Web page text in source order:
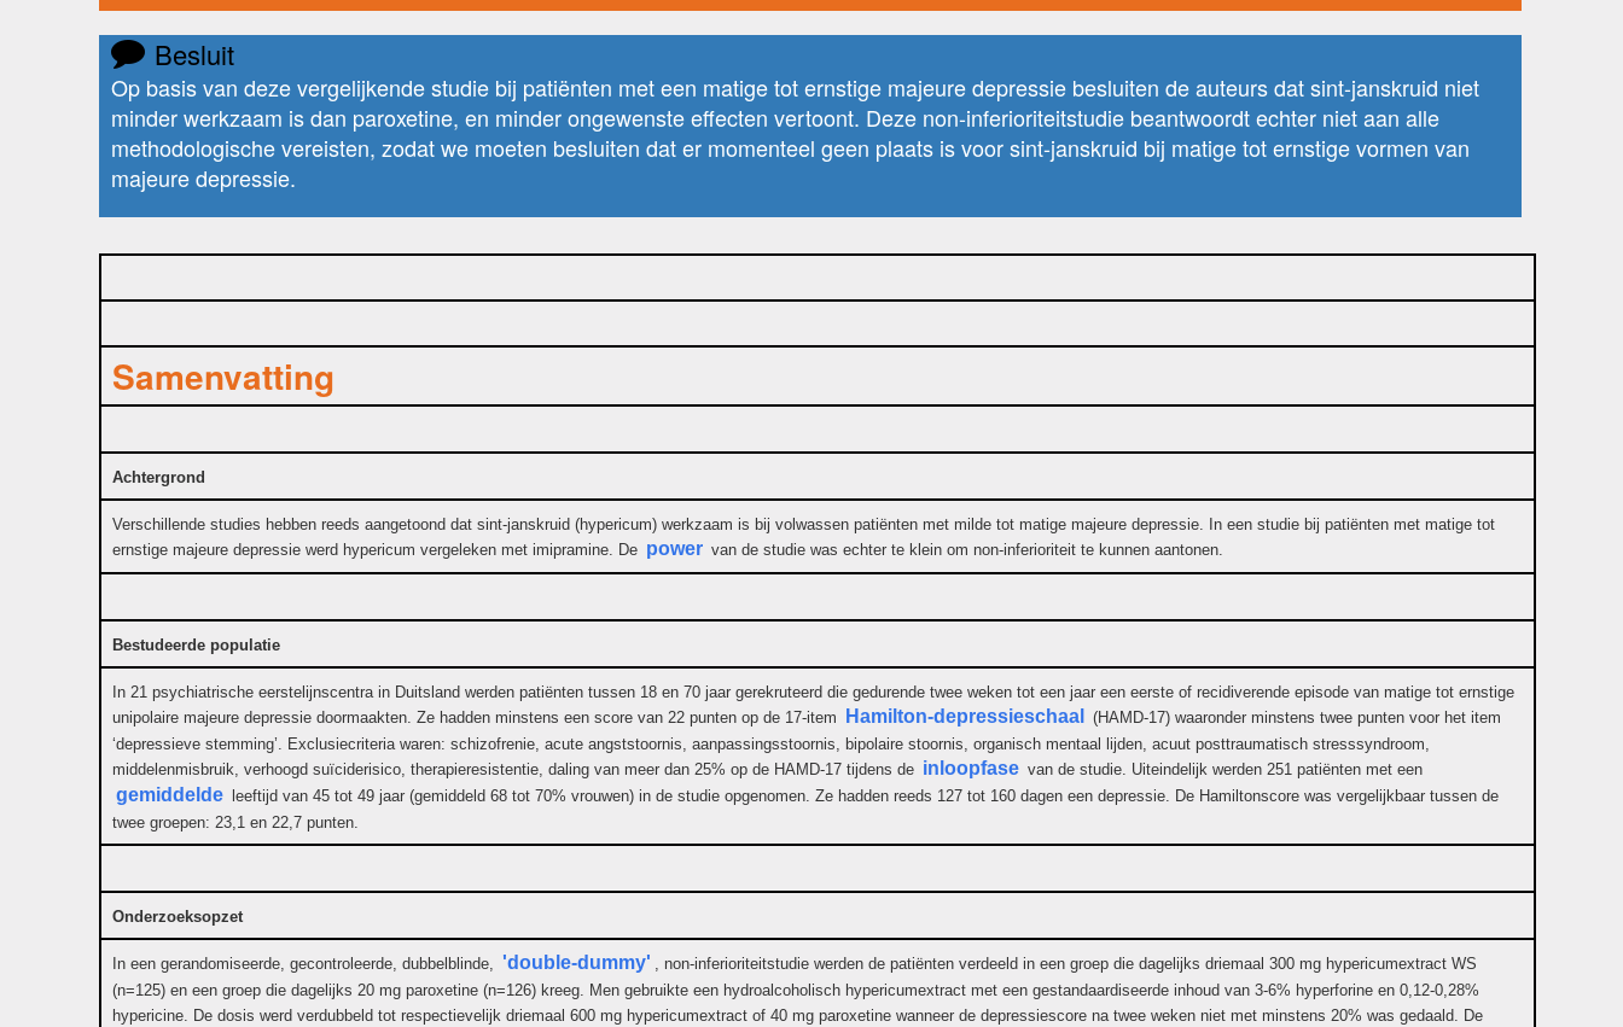
Besluit
Op basis van deze vergelijkende studie bij patiënten met een matige tot ernstige majeure depressie besluiten de auteurs dat sint-janskruid niet
minder werkzaam is dan paroxetine, en minder ongewenste effecten vertoont. Deze non-inferioriteitstudie beantwoordt echter niet aan alle
methodologische vereisten, zodat we moeten besluiten dat er momenteel geen plaats is voor sint-janskruid bij matige tot ernstige vormen van
majeure depressie.
Samenvatting
Achtergrond
Verschillende studies hebben reeds aangetoond dat sint-janskruid (hypericum) werkzaam is bij volwassen patiënten met milde tot matige majeure depressie. In een studie bij patiënten met matige tot
ernstige majeure depressie werd hypericum vergeleken met imipramine. De power van de studie was echter te klein om non-inferioriteit te kunnen aantonen.
Bestudeerde populatie
In 21 psychiatrische eerstelijnscentra in Duitsland werden patiënten tussen 18 en 70 jaar gerekruteerd die gedurende twee weken tot een jaar een eerste of recidiverende episode van matige tot ernstige
unipolaire majeure depressie doormaakten. Ze hadden minstens een score van 22 punten op de 17-item
Hamilton-depressieschaal
(HAMD-17) waaronder minstens twee punten voor het item
‘depressieve stemming’. Exclusiecriteria waren: schizofrenie, acute angststoornis, aanpassingsstoornis, bipolaire stoornis, organisch mentaal lijden, acuut posttraumatisch stresssyndroom,
middelenmisbruik, verhoogd suïciderisico, therapieresistentie, daling van meer dan 25% op de HAMD-17 tijdens de inloopfase van de studie. Uiteindelijk werden 251 patiënten met een
gemiddelde
leeftijd van 45 tot 49 jaar (gemiddeld 68 tot 70% vrouwen) in de studie opgenomen. Ze hadden reeds 127 tot 160 dagen een depressie. De Hamiltonscore was vergelijkbaar tussen de
twee groepen: 23,1 en 22,7 punten.
Onderzoeksopzet
In een gerandomiseerde, gecontroleerde, dubbelblinde, 'double-dummy' , non-inferioriteitstudie werden de patiënten verdeeld in een groep die dagelijks driemaal 300 mg hypericumextract WS
(n=125) en een groep die dagelijks 20 mg paroxetine (n=126) kreeg. Men gebruikte een hydroalcoholisch hypericumextract met een gestandaardiseerde inhoud van 3-6% hyperforine en 0,12-0,28%
hypericine. De dosis werd verdubbeld tot respectievelijk driemaal 600 mg hypericumextract of 40 mg paroxetine wanneer de depressiescore na twee weken niet met minstens 20% was gedaald. De